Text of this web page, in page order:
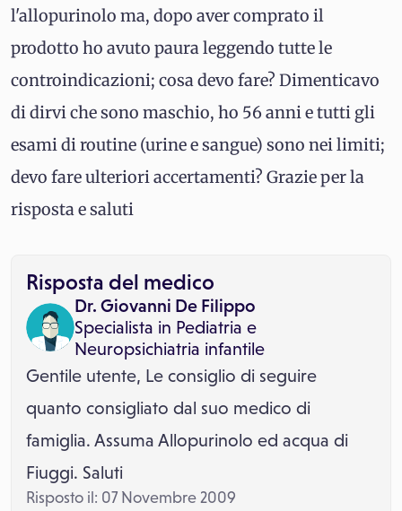
l'allopurinolo ma, dopo aver comprato il
prodotto ho avuto paura leggendo tutte le
controindicazioni; cosa devo fare? Dimenticavo
di dirvi che sono maschio, ho 56 anni e tutti gli
esami di routine (urine e sangue) sono nei limiti;
devo fare ulteriori accertamenti? Grazie per la
risposta e saluti
Risposta del medico
Dr. Giovanni De Filippo
Specialista in Pediatria e
Neuropsichiatria infantile
Gentile utente, Le consiglio di seguire
quanto consigliato dal suo medico di
famiglia. Assuma Allopurinolo ed acqua di
Fiuggi. Saluti
Risposto il: 07 Novembre 2009